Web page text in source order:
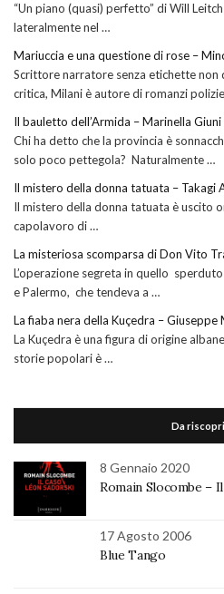
“Un piano (quasi) perfetto” di Will
lateralmente nel …
Mariuccia e una questione di rose –
Scrittore narratore senza etichette
critica, Milani è autore di romanzi
Il bauletto dell’Armida – Marinella Giuni
Chi ha detto che la provincia è
solo poco pettegola? Naturalmente …
Il mistero della donna tatuata – Takagi
Il mistero della donna tatuata è uscito
capolavoro di …
La misteriosa scomparsa di Don Vito
L’operazione segreta in quello
e Palermo, che tendeva a …
La fiaba nera della Kuçedra – Giuseppe
La Kuçedra è una figura di origine
storie popolari è …
Da
8 Gennaio 2020
Romain Slocombe –
17 Agosto 2006
Blue Tango